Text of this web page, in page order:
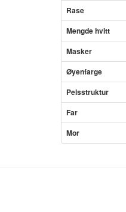
Rase
Mengde hvitt
Masker
Øyenfarge
Pelsstruktur
Far
Mor